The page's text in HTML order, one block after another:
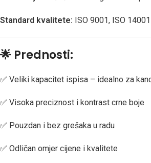
Standard kvalitete: ISO 9001, ISO 14001
🌟 Prednosti:
✅ Veliki kapacitet ispisa – idealno za
✅ Visoka preciznost i kontrast crne boje
✅ Pouzdan i bez grešaka u radu
✅ Odličan omjer cijene i kvalitete